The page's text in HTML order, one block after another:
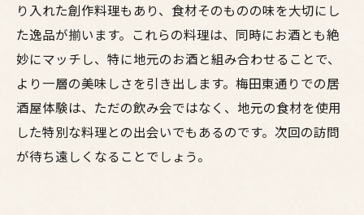
り入れた創作料理もあり、食材そのものの味を大切にし
た逸品が揃います。これらの料理は、同時にお酒とも絶
妙にマッチし、特に地元のお酒と組み合わせることで、
より一層の美味しさを引き出します。梅田東通りでの居
酒屋体験は、ただの飲み会ではなく、地元の食材を使用
した特別な料理との出会いでもあるのです。次回の訪問
が待ち遠しくなることでしょう。